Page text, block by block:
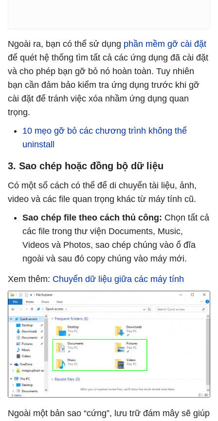
Ngoài ra, bạn có thể sử dụng phần mềm gỡ cài đặt
để quét hệ thống tìm tất cả các ứng dụng đã cài đặt
và cho phép bạn gỡ bỏ nó hoàn toàn. Tuy nhiên
bạn cần đảm bảo kiểm tra ứng dụng trước khi gỡ
cài đặt để tránh việc xóa nhầm ứng dụng quan
trọng.
10 mẹo gỡ bỏ các chương trình không thể
uninstall
3. Sao chép hoặc đồng bộ dữ liệu
Có một số cách có thể để di chuyển tài liệu, ảnh,
video và các file quan trọng khác từ máy tính cũ.
Sao chép file theo cách thủ công: Chọn tất cả
các file trong thư viện Documents, Music,
Videos và Photos, sao chép chúng vào ổ đĩa
ngoài và sau đó copy chúng vào máy mới.
Xem thêm: Chuyển dữ liệu giữa các máy tính
Ngoài một bản sao “cứng”, lưu trữ đám mây sẽ giúp